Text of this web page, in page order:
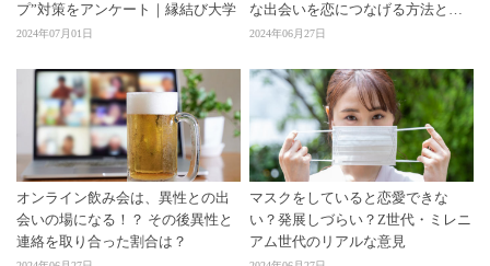
プ”対策をアンケート｜縁結び大学
2024年07月01日
な出会いを恋につなげる方法と
は？
2024年06月27日
オンライン飲み会は、異性との出
会いの場になる！？ その後異性と
連絡を取り合った割合は？
マスクをしていると恋愛できな
い？発展しづらい？Z世代・ミレニ
アム世代のリアルな意見